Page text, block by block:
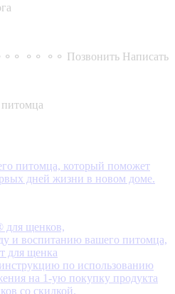
⚬⚬⚬ ⚬⚬ ⚬⚬ Позвонить Написать
питомца, который поможет
дней жизни в новом доме.
для щенков,
и воспитанию вашего питомца,
для щенка
по использованию
на 1-ую покупку продукта
со скидкой.